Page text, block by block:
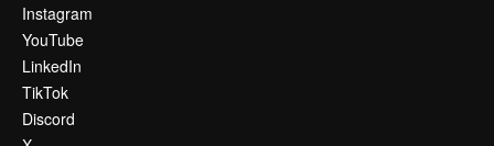
Instagram
YouTube
LinkedIn
TikTok
Discord